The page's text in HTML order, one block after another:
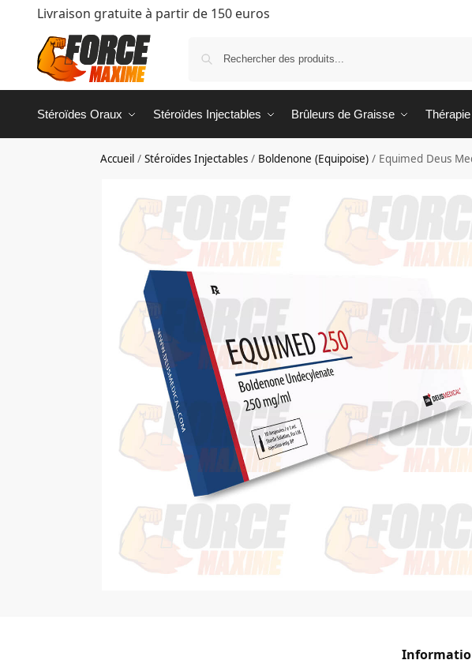
Livraison gratuite à partir de 150 euros
Stéroïdes Oraux Stéroïdes Injectables Brûleurs de Graisse
Accueil /Stéroïdes Injectables / Boldenone (Equipoise) / Equimed Deus